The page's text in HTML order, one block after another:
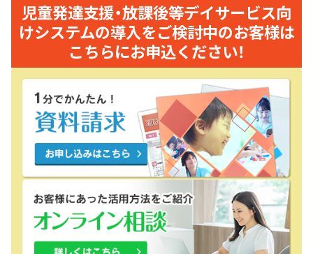
児童発達支援・放課後等デイサービス向
けシステムの導入をご検討中のお客様は
こちらにお申込ください！